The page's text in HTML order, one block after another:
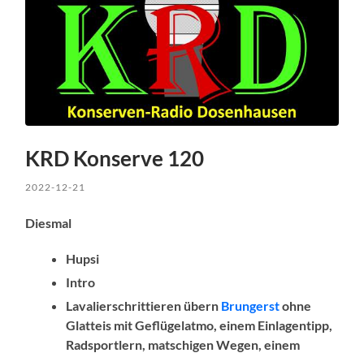
KRD Konserve 120
2022-12-21
Diesmal
Hupsi
Intro
Lavalierschrittieren übern Brungerstohne
Glatteis mit Geflügelatmo, einem Einlagentipp,
Radsportlern, matschigen Wegen, einem